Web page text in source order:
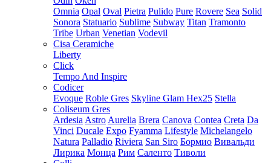
Omnia Opal Oval Pietra Pulido Pure Rovere Sea Solid
Sonora Statuario Sublime Subway Titan Tramonto
Tribe Urban Venetian Vodevil
Cisa Ceramiche
Liberty
Click
Tempo And Inspire
Codicer
Evoque Roble Gres Skyline Glam Hex25 Stella
Coliseum Gres
Ardesia Astro Aurelia Brera Canova Contea Creta Da
Vinci Ducale Expo Fyamma Lifestyle Michelangelo
Natura Palladio Riviera San Siro Бормио Вивальди
Лирика Монца Рим Саленто Тиволи